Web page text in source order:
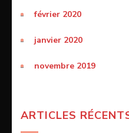
février 2020
janvier 2020
novembre 2019
ARTICLES